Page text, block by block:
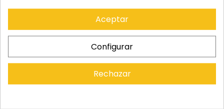
Aceptar
Configurar
Rechazar